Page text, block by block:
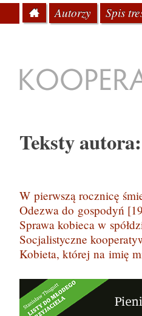
Menu
Przeskocz do tekstu
Strona
główna
Autorzy Spis
Teksty autora:
W pierwszą rocznicę
Odezwa do gospodyń
Sprawa kobieca w
Socjalistyczne
Kobieta, której na imię
Nawigacja po